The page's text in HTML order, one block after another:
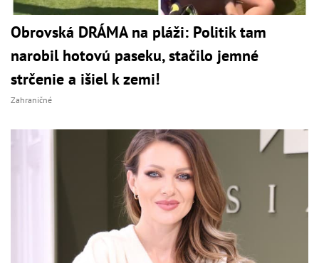
Obrovská DRÁMA na pláži: Politik tam
narobil hotovú paseku, stačilo jemné
strčenie a išiel k zemi!
Zahraničné